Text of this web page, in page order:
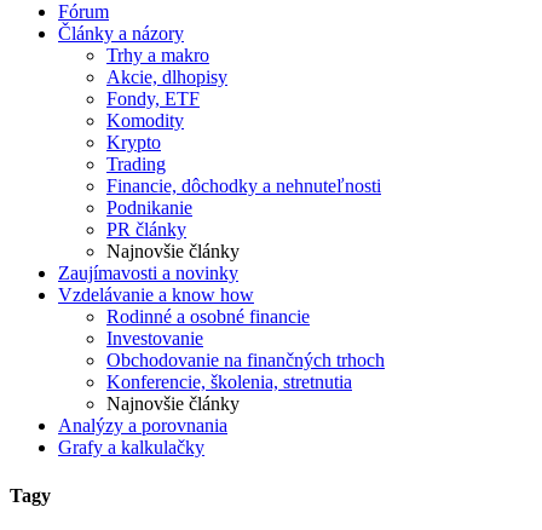
Fórum
Články a názory
Trhy a makro
Akcie, dlhopisy
Fondy, ETF
Komodity
Krypto
Trading
Financie, dôchodky a nehnuteľnosti
Podnikanie
PR články
Najnovšie články
Zaujímavosti a novinky
Vzdelávanie a know how
Rodinné a osobné financie
Investovanie
Obchodovanie na finančných trhoch
Konferencie, školenia, stretnutia
Najnovšie články
Analýzy a porovnania
Grafy a kalkulačky
Tagy